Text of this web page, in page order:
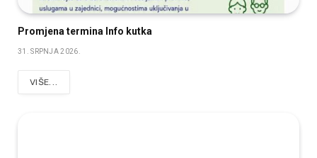
Promjena termina Info kutka
31. SRPNJA 2026.
VIŠE...